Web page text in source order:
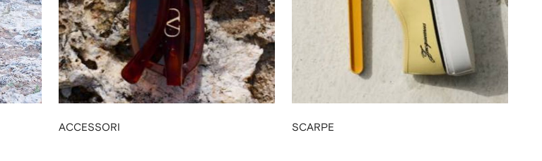
ACCESSORI SCARPE